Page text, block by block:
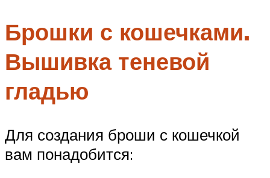
Брошки с кошечками.
Вышивка теневой
гладью
Для создания броши с кошечкой
вам понадобится: